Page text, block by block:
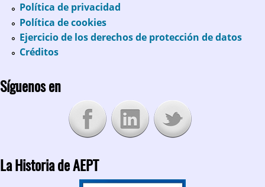
Política de privacidad
Política de cookies
Ejercicio de los derechos de protección de datos
Créditos
Síguenos en
La Historia de AEPT